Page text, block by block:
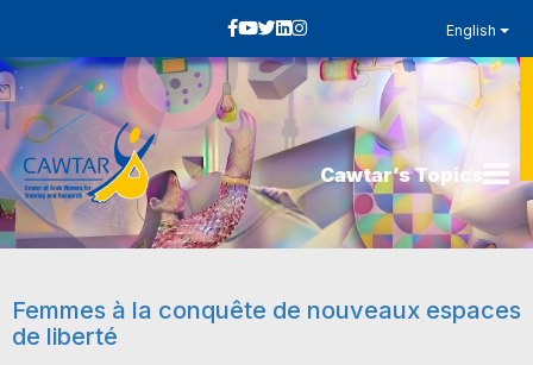
English
Cawtar’s Topics
Femmes à la conquête de nouveaux espaces
de liberté